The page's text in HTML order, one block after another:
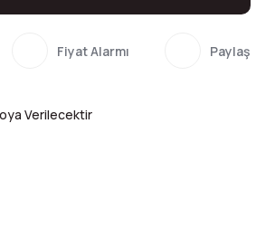
Fiyat Alarmı Paylaş
Verilecektir